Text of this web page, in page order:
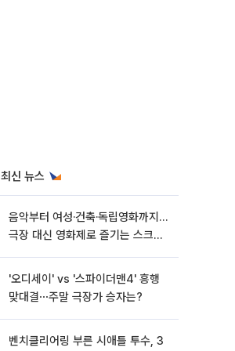
신 뉴스
음악부터 여성·건축·독립영화까지…
극장 대신 영화제로 즐기는 스크린
'오디세이' vs '스파이더맨4' 흥행
맞대결⋯주말 극장가 승자는?
벤치클리어링 부른 시애틀 투수, 3